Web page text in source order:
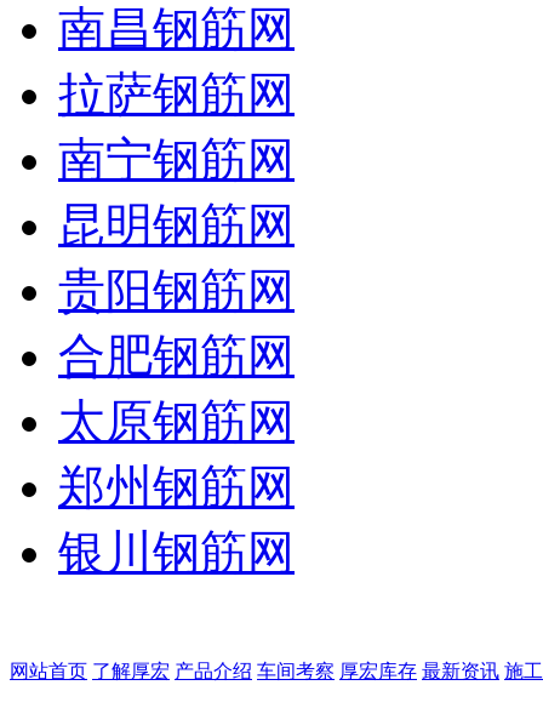
南昌钢筋网
拉萨钢筋网
南宁钢筋网
昆明钢筋网
贵阳钢筋网
合肥钢筋网
太原钢筋网
郑州钢筋网
银川钢筋网
网站首页 了解厚宏 产品介绍 车间考察 厚宏库存 最新资讯 施